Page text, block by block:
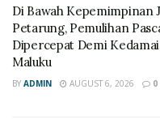
Di Bawah Kepemimpinan
Petarung, Pemulihan
Dipercepat Demi
Maluku
BY ADMIN AUGUST 6, 2026 0